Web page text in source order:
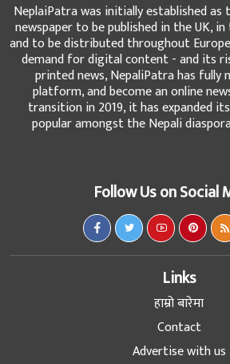
NeplaiPatra was initially established
newspaper to be published in the UK,
and to be distributed throughout
demand for digital content - and its
printed news, NepaliPatra has fully
platform, and become an online
transition in 2019, it has expanded
popular amongst the Nepali
Follow Us on Social
Links
हाम्रो बारेमा
Contact
Advertise with us